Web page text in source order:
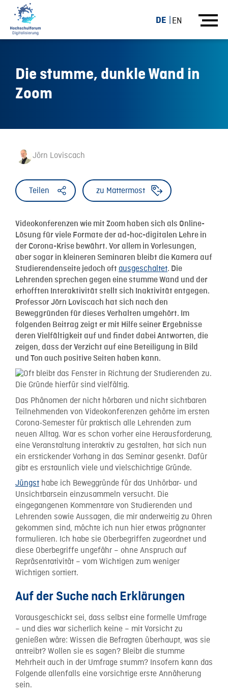
DE EN
Die stumme, dunkle Wand in
Zoom
Jörn Loviscach
Teilen zu Mattermost
Videokonferenzen wie mit Zoom haben sich als Online-
Lösung für viele Formate der ad-hoc-digitalen Lehre in
der Corona-Krise bewährt. Vor allem in Vorlesungen,
aber sogar in kleineren Seminaren bleibt die Kamera auf
Studierendenseite jedoch oft ausgeschaltet. Die
Lehrenden sprechen gegen eine stumme Wand und der
erhofften Interaktivität stellt sich Inaktivität entgegen.
ProfessorJörn Loviscach hat sich nach den
Beweggründen für dieses Verhalten umgehört. Im
folgenden Beitrag zeigt er mit Hilfe seiner Ergebnisse
deren Vielfältigkeit auf und findet dabei Antworten, die
zeigen, dass der Verzicht auf eine Beteiligung in Bild
und Ton auch positive Seiten haben kann.
Das Phänomen der nicht hörbaren und nicht sichtbaren
Teilnehmenden von Videokonferenzen gehörte im ersten
Corona-Semester für praktisch alle Lehrenden zum
neuen Alltag. War es schon vorher eine Herausforderung,
eine Veranstaltung interaktiv zu gestalten, hat sich nun
ein erstickender Vorhang in das Seminar gesenkt. Dafür
gibt es erstaunlich viele und vielschichtige Gründe.
Jüngst habe ich Beweggründe für das Unhörbar- und
Unsichtbarsein einzusammeln versucht. Die
eingegangenen Kommentare von Studierenden und
Lehrenden sowie Aussagen, die mir anderweitig zu Ohren
gekommen sind, möchte ich nun hier etwas prägnanter
formulieren. Ich habe sie Oberbegriffen zugeordnet und
diese Oberbegriffe ungefähr – ohne Anspruch auf
Repräsentativität – vom Wichtigen zum weniger
Wichtigen sortiert.
Auf der Suche nach Erklärungen
Vorausgeschickt sei, dass selbst eine formelle Umfrage
– und dies war sicherlich keine – mit Vorsicht zu
genießen wäre: Wissen die Befragten überhaupt, was sie
antreibt? Wollen sie es sagen? Bleibt die stumme
Mehrheit auch in der Umfrage stumm? Insofern kann das
Folgende allenfalls eine vorsichtige erste Annäherung
sein.